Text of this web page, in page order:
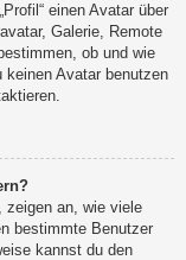
einen Avatar über
Galerie, Remote
ob und wie
keinen Avatar benutzen
zeigen an, wie viele
bestimmte Benutzer
kannst du den